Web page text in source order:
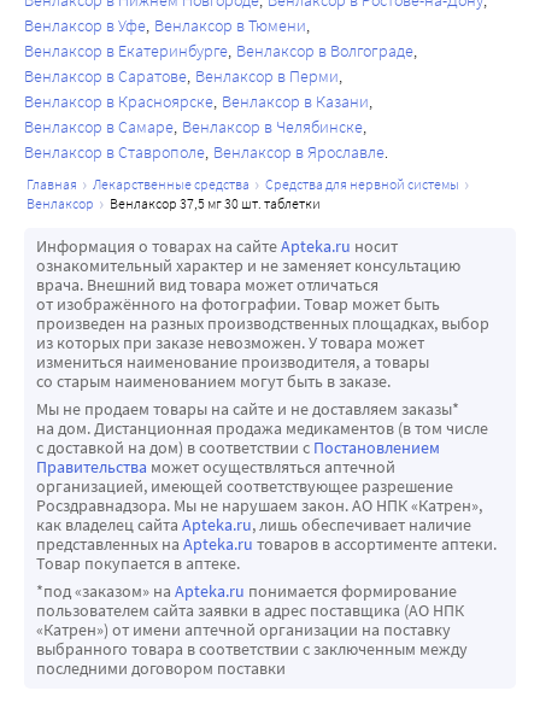
Венлаксор в Уфе Венлаксор в Тюмени
Венлаксор в Екатеринбурге Венлаксор в Волгограде
Венлаксор в Саратове Венлаксор в Перми
Венлаксор в Красноярске Венлаксор в Казани
Венлаксор в Самаре Венлаксор в Челябинске
Венлаксор в Ставрополе Венлаксор в Ярославле
главная лекарственные средства
средства для нервной системы
венлаксор
венлаксор 37,5 мг 30 шт. таблетки
Информация о товарах на сайтеApteka.ru носит
ознакомительный характер и не заменяет консультацию
врача. Внешний вид товара может отличаться
от изображённого на фотографии. Товар может быть
произведен на разных производственных площадках, выбор
из которых при заказе невозможен. У товара может
измениться наименование производителя, а товары
со старым наименованием могут быть в заказе.
Мы не продаем товары на сайте и не доставляем заказы*
на дом. Дистанционная продажа медикаментов (в том числе
с доставкой на дом) в соответствии с Постановлением
Правительства может осуществляться аптечной
организацией, имеющей соответствующее разрешение
Росздравнадзора. Мы не нарушаем закон. АО НПК «Катрен»,
как владелец сайта Apteka.ru, лишь обеспечивает наличие
представленных на Apteka.ru товаров в ассортименте аптеки.
Товар покупается в аптеке.
*под «заказом» на Apteka.ru понимается формирование
пользователем сайта заявки в адрес поставщика (АО НПК
«Катрен») от имени аптечной организации на поставку
выбранного товара в соответствии с заключенным между
последними договором поставки